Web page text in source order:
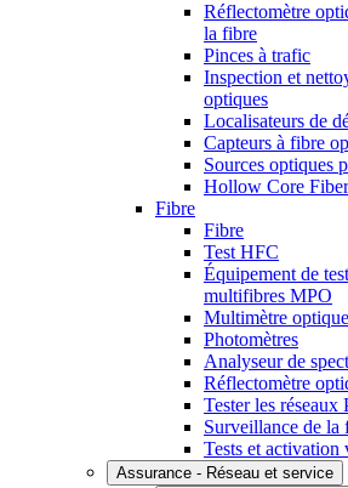
Réflectomètre
la fibre
Pinces à trafic
Inspection et
optiques
Localisateurs de
Capteurs à fibre
Sources optiques
Hollow Core
Fibre
Fibre
Test HFC
Équipement de
multifibres MPO
Multimètre optique
Photomètres
Analyseur de
Réflectomètre
Tester les réseaux
Surveillance de la
Tests et activation
Assurance - Réseau et service